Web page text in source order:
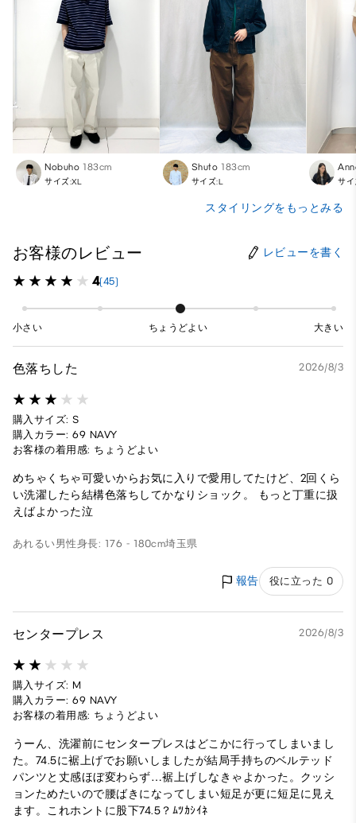
Nobuho 183cm
サイズ:XL
Shuto 183cm
サイズ:L サ
スタイリングをもっとみる
お客様のレビュー レビューを書く
4(45)
小さい ちょうどよい 大きい
色落ちした 2026/8/3
購入サイズ: S
購入カラー: 69 NAVY
お客様の着用感: ちょうどよい
めちゃくちゃ可愛いからお気に入りで愛用してたけど、2回くら
い洗濯したら結構色落ちしてかなりショック。 もっと丁重に扱
えばよかった泣
あれるい男性身長: 176 - 180cm埼玉県
報告 役に立った 0
センタープレス 2026/8/3
購入サイズ: M
購入カラー: 69 NAVY
お客様の着用感: ちょうどよい
うーん、洗濯前にセンタープレスはどこかに行ってしまいまし
た。74.5に裾上げでお願いしましたが結局手持ちのベルテッド
パンツと丈感ほぼ変わらず…裾上げしなきゃよかった。クッシ
ョンためたいので腰ばきになってしまい短足が更に短足に見え
ます。これホントに股下74.5？ﾑﾂｶｼｲﾈ